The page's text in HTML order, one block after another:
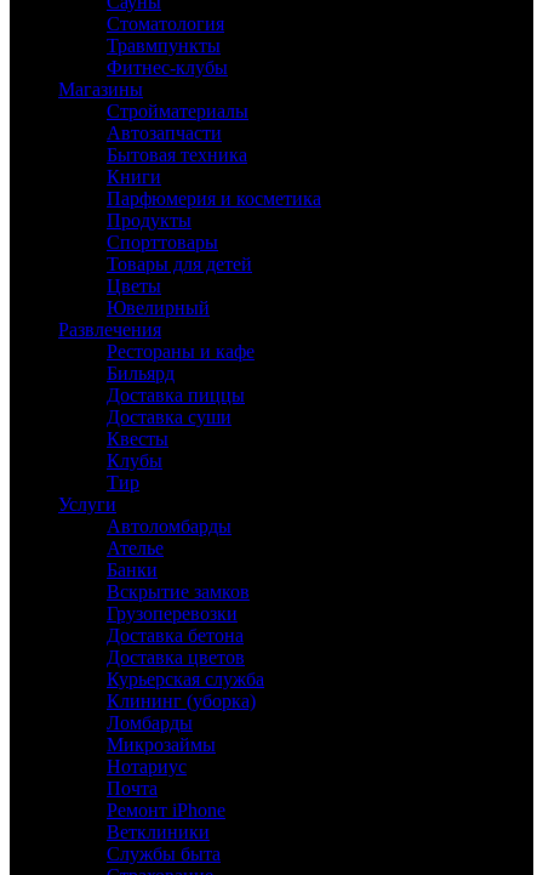
Стоматология
Травмпункты
Фитнес-клубы
Магазины
Стройматериалы
Автозапчасти
Бытовая техника
Книги
Парфюмерия и косметика
Продукты
Спорттовары
Товары для детей
Цветы
Ювелирный
Развлечения
Рестораны и кафе
Бильярд
Доставка пиццы
Доставка суши
Квесты
Клубы
Тир
Услуги
Автоломбарды
Ателье
Банки
Вскрытие замков
Грузоперевозки
Доставка бетона
Доставка цветов
Курьерская служба
Клининг (уборка)
Ломбарды
Микрозаймы
Нотариус
Почта
Ремонт iPhone
Ветклиники
Службы быта